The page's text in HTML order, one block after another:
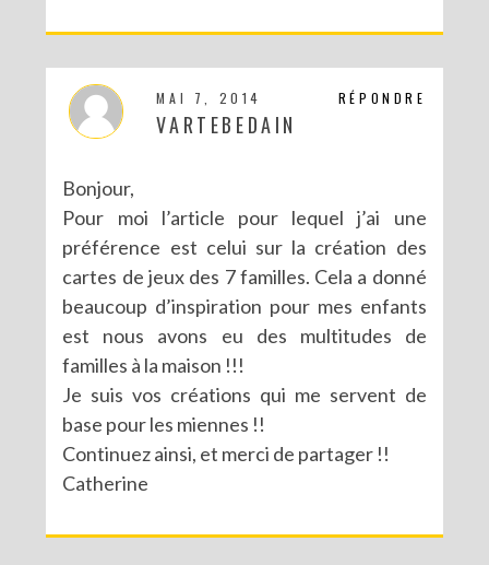
RÉPONDRE
MAI 7, 2014
VARTEBEDAIN
Bonjour,
Pour moi l’article pour lequel j’ai une
préférence est celui sur la création des
cartes de jeux des 7 familles. Cela a donné
beaucoup d’inspiration pour mes enfants
est nous avons eu des multitudes de
familles à la maison !!!
Je suis vos créations qui me servent de
base pour les miennes !!
Continuez ainsi, et merci de partager !!
Catherine